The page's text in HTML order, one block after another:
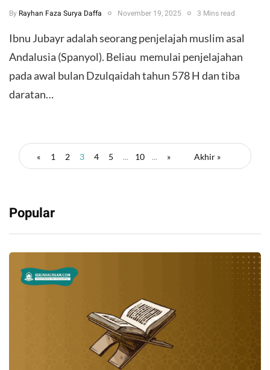
By Rayhan Faza Surya Daffa November 19, 2025 3 Mins read
Ibnu Jubayr adalah seorang penjelajah muslim asal
Andalusia (Spanyol). Beliau memulai penjelajahan
pada awal bulan Dzulqaidah tahun 578 H dan tiba
daratan…
« 1 2 3 4 5 ... 10 ... » Akhir »
Popular